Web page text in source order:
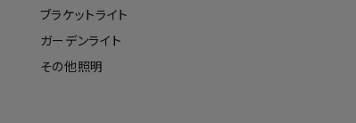
ブラケットライト
ガーデンライト
その他照明